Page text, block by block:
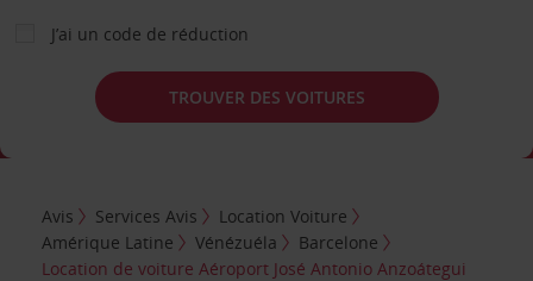
J’ai un code de réduction
TROUVER DES VOITURES
Avis Services Avis
Location Voiture
Amérique Latine
Vénézuéla
Barcelone
Location de voiture Aéroport José Antonio Anzoátegui